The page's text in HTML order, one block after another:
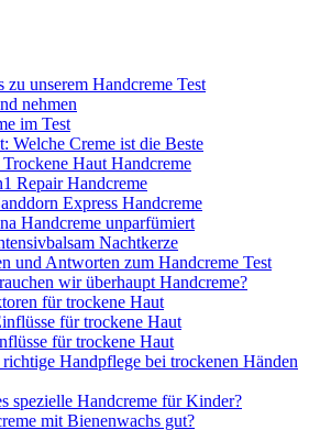
unserem Handcreme Test
nehmen
im Test
Welche Creme ist die Beste
Trockene Haut Handcreme
Repair Handcreme
Express Handcreme
Handcreme unparfümiert
Nachtkerze
und Antworten zum Handcreme Test
wir überhaupt Handcreme?
für trockene Haut
für trockene Haut
für trockene Haut
Handpflege bei trockenen Händen
spezielle Handcreme für Kinder?
mit Bienenwachs gut?